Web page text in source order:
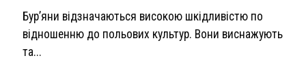
Бур’яни відзначаються високою шкідливістю по
відношенню до польових культур. Вони виснажують
та...